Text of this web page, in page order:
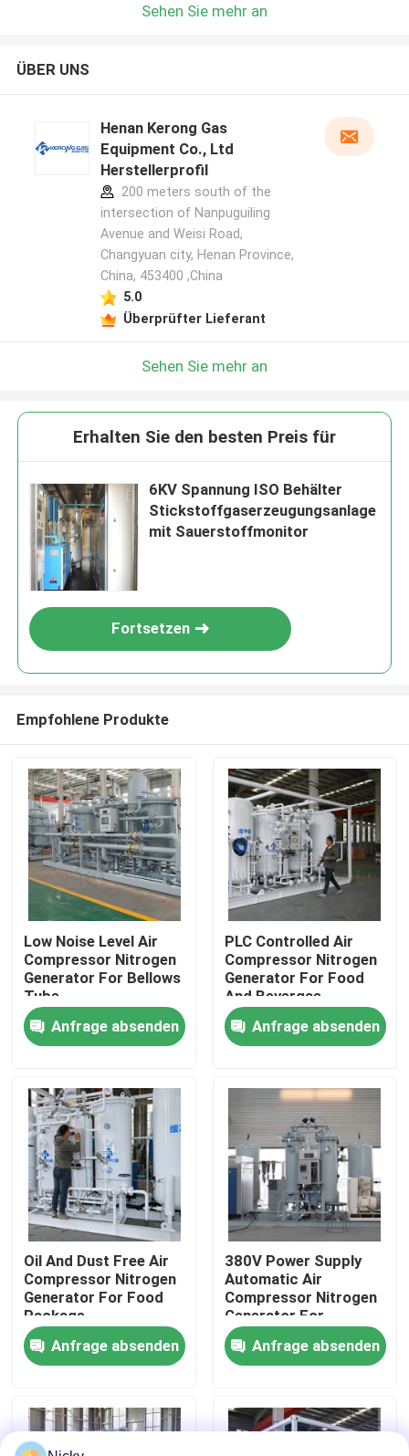
Zu Hause
Produkte
Über uns
Werksbesichtigung
Qualitätskontrolle
Kontakt mit uns
Neuigkeiten
Bitte um ein Angebot
Hoher Reinheitsgrad-Stickstoff-Generator
Sehen Sie mehr an
ÜBER UNS
Henan Kerong Gas
Equipment Co., Ltd
Herstellerprofil
200 meters south of the
intersection of Nanpuguiling
Avenue and Weisi Road,
Changyuan city, Henan Province,
China, 453400 ,China
5.0
Überprüfter Lieferant
Sehen Sie mehr an
Erhalten Sie den besten Preis für
6KV Spannung ISO Behälter
Stickstoffgaserzeugungsanlage
mit Sauerstoffmonitor
Fortsetzen
Empfohlene Produkte
Low Noise Level Air
Compressor Nitrogen
Generator For Bellows
Tube
Anfrage absenden
PLC Controlled Air
Compressor Nitrogen
Generator For Food
And Bevergae
Anfrage absenden
Oil And Dust Free Air
Compressor Nitrogen
Generator For Food
Package
Anfrage absenden
380V Power Supply
Automatic Air
Compressor Nitrogen
Generator For
Beverage Filling
Anfrage absenden